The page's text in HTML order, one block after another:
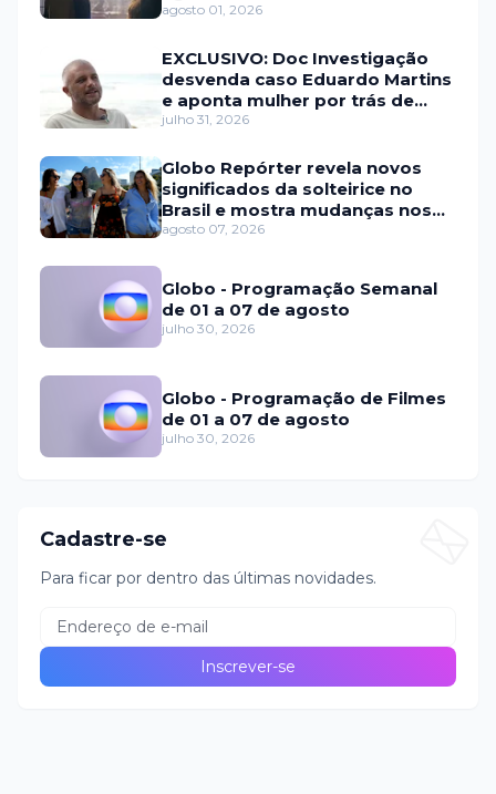
agosto 01, 2026
EXCLUSIVO: Doc Investigação
desvenda caso Eduardo Martins
e aponta mulher por trás de
fraude internacional
julho 31, 2026
Globo Repórter revela novos
significados da solteirice no
Brasil e mostra mudanças nos
relacionamentos
agosto 07, 2026
Globo - Programação Semanal
de 01 a 07 de agosto
julho 30, 2026
Globo - Programação de Filmes
de 01 a 07 de agosto
julho 30, 2026
Cadastre-se
Para ficar por dentro das últimas novidades.